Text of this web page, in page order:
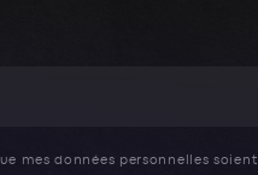
mes données personnelles